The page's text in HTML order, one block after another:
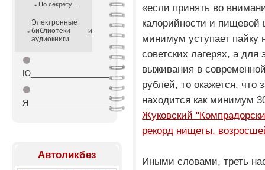
По секрету...
Электронные
библиотеки и
аудиокниги
⚫
Ю_________________
⚫
Я_________________
Автоликбез
«если принять во
калорийности и
минимум уступает пайку
советских лагерях, а для
выживания в
рублей, то окажется, что
находится как минимум
Жуковский
рекорд нищеты,
Иными словами, треть